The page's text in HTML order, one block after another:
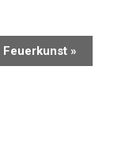
Feuerkunst »